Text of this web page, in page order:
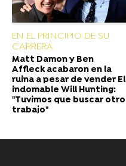
EN EL PRINCIPIO DE SU
CARRERA
Matt Damon y Ben
Affleck acabaron en la
ruina a pesar de vender El
indomable Will Hunting:
"Tuvimos que buscar otro
trabajo"